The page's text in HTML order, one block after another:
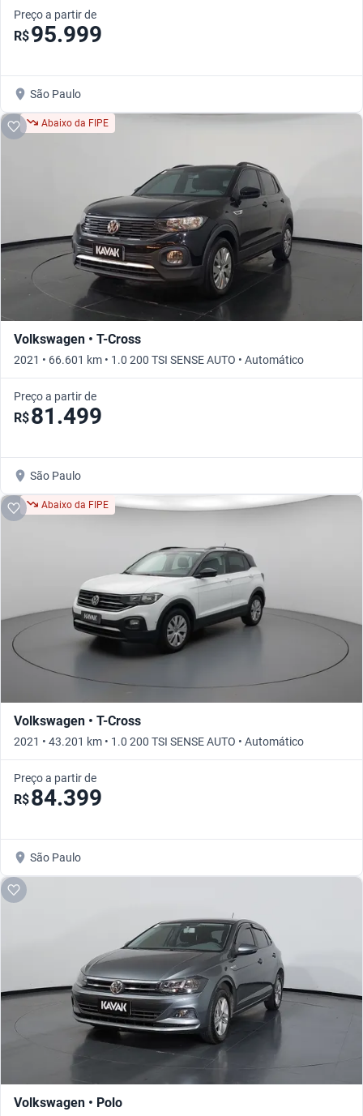
Preço a partir de
R$95.999
São Paulo
Abaixo da FIPE
Volkswagen • T-Cross
2021 • 66.601 km • 1.0 200 TSI SENSE AUTO • Automático
Preço a partir de
R$81.499
São Paulo
Abaixo da FIPE
Volkswagen • T-Cross
2021 • 43.201 km • 1.0 200 TSI SENSE AUTO • Automático
Preço a partir de
R$84.399
São Paulo
Volkswagen • Polo